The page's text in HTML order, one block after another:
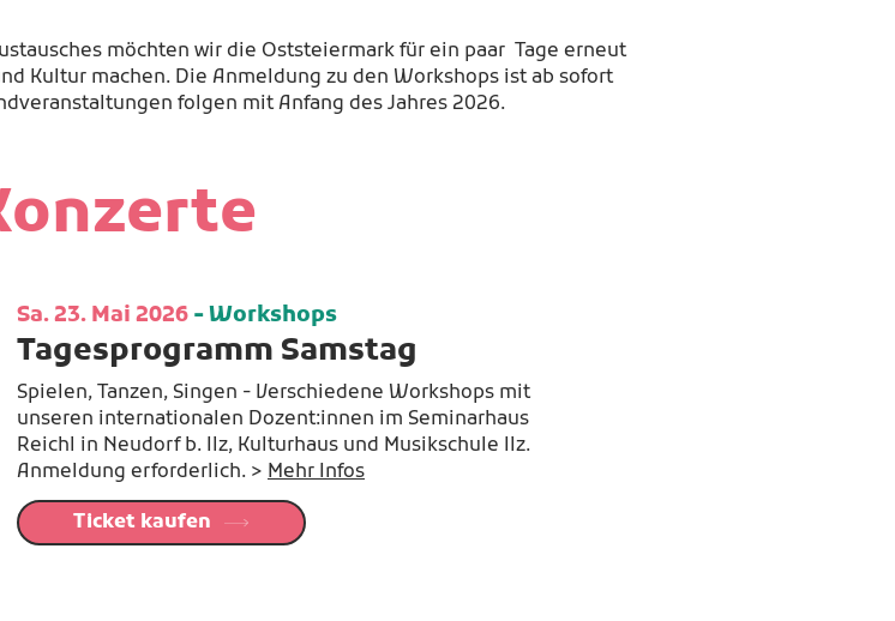
möchten wir die Oststeiermark für ein paar Tage erneut
Kultur machen. Die Anmeldung zu den Workshops ist ab sofort
folgen mit Anfang des Jahres 2026.
Sa. 23. Mai 2026 - Workshops
Tagesprogramm Samstag
Spielen, Tanzen, Singen - Verschiedene Workshops mit
unseren internationalen Dozent:innen im Seminarhaus
Reichl in Neudorf b. Ilz, Kulturhaus und Musikschule Ilz.
Anmeldung erforderlich. > Mehr Infos
Ticket kaufen